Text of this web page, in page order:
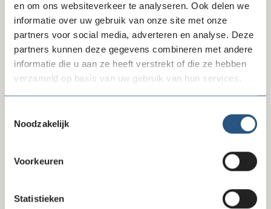
en om ons websiteverkeer te analyseren. Ook delen we
informatie over uw gebruik van onze site met onze
partners voor social media, adverteren en analyse. Deze
partners kunnen deze gegevens combineren met andere
informatie die u aan ze heeft verstrekt of die ze hebben
verzameld op basis van uw gebruik van hun services.
Noodzakelijk
Voorkeuren
Statistieken
Academie
Academie
02-09-26
verschillen overbruggen, talent
11:00 - 12:00 | Online HR